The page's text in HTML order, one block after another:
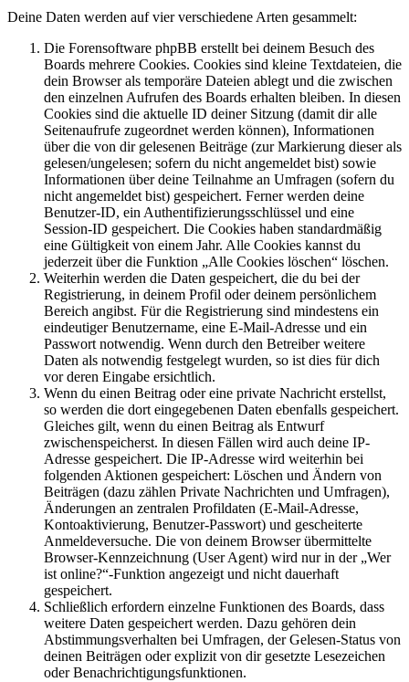
Deine Daten werden auf vier verschiedene Arten gesammelt:
Die Forensoftware phpBB erstellt bei deinem Besuch des
Boards mehrere Cookies. Cookies sind kleine Textdateien, die
dein Browser als temporäre Dateien ablegt und die zwischen
den einzelnen Aufrufen des Boards erhalten bleiben. In diesen
Cookies sind die aktuelle ID deiner Sitzung (damit dir alle
Seitenaufrufe zugeordnet werden können), Informationen
über die von dir gelesenen Beiträge (zur Markierung dieser als
gelesen/ungelesen; sofern du nicht angemeldet bist) sowie
Informationen über deine Teilnahme an Umfragen (sofern du
nicht angemeldet bist) gespeichert. Ferner werden deine
Benutzer-ID, ein Authentifizierungsschlüssel und eine
Session-ID gespeichert. Die Cookies haben standardmäßig
eine Gültigkeit von einem Jahr. Alle Cookies kannst du
jederzeit über die Funktion „Alle Cookies löschen“ löschen.
Weiterhin werden die Daten gespeichert, die du bei der
Registrierung, in deinem Profil oder deinem persönlichem
Bereich angibst. Für die Registrierung sind mindestens ein
eindeutiger Benutzername, eine E-Mail-Adresse und ein
Passwort notwendig. Wenn durch den Betreiber weitere
Daten als notwendig festgelegt wurden, so ist dies für dich
vor deren Eingabe ersichtlich.
Wenn du einen Beitrag oder eine private Nachricht erstellst,
so werden die dort eingegebenen Daten ebenfalls gespeichert.
Gleiches gilt, wenn du einen Beitrag als Entwurf
zwischenspeicherst. In diesen Fällen wird auch deine IP-
Adresse gespeichert. Die IP-Adresse wird weiterhin bei
folgenden Aktionen gespeichert: Löschen und Ändern von
Beiträgen (dazu zählen Private Nachrichten und Umfragen),
Änderungen an zentralen Profildaten (E-Mail-Adresse,
Kontoaktivierung, Benutzer-Passwort) und gescheiterte
Anmeldeversuche. Die von deinem Browser übermittelte
Browser-Kennzeichnung (User Agent) wird nur in der „Wer
ist online?“-Funktion angezeigt und nicht dauerhaft
gespeichert.
Schließlich erfordern einzelne Funktionen des Boards, dass
weitere Daten gespeichert werden. Dazu gehören dein
Abstimmungsverhalten bei Umfragen, der Gelesen-Status von
deinen Beiträgen oder explizit von dir gesetzte Lesezeichen
oder Benachrichtigungsfunktionen.